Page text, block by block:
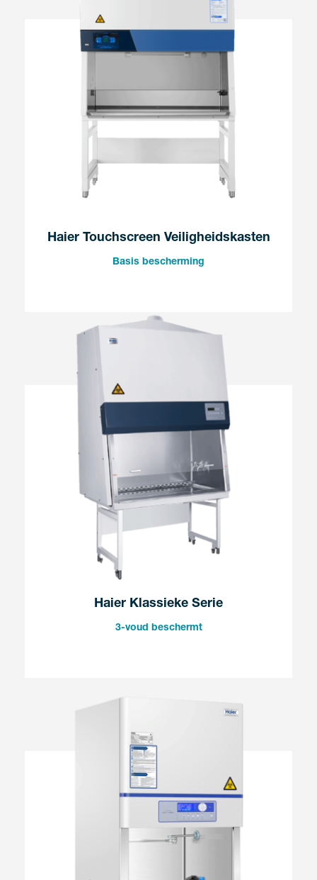
Haier Touchscreen Veiligheidskasten
Basis bescherming
Haier Klassieke Serie
3-voud beschermt